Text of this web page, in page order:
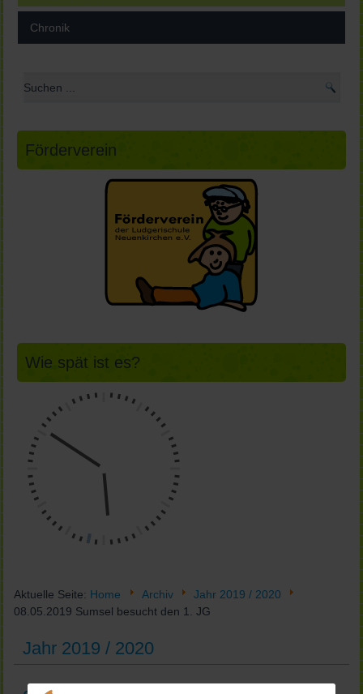
Chronik
Förderverein
Wie spät ist es?
Aktuelle Seite: Home Archiv
Jahr 2019 / 2020
08.05.2019 Sumsel besucht den 1. JG
Jahr 2019 / 2020